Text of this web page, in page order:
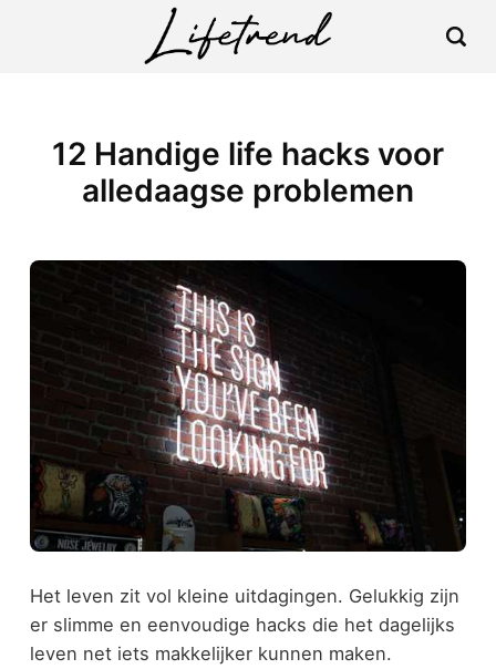
12 Handige life hacks voor
alledaagse problemen
Het leven zit vol kleine uitdagingen. Gelukkig zijn
er slimme en eenvoudige hacks die het dagelijks
leven net iets makkelijker kunnen maken.